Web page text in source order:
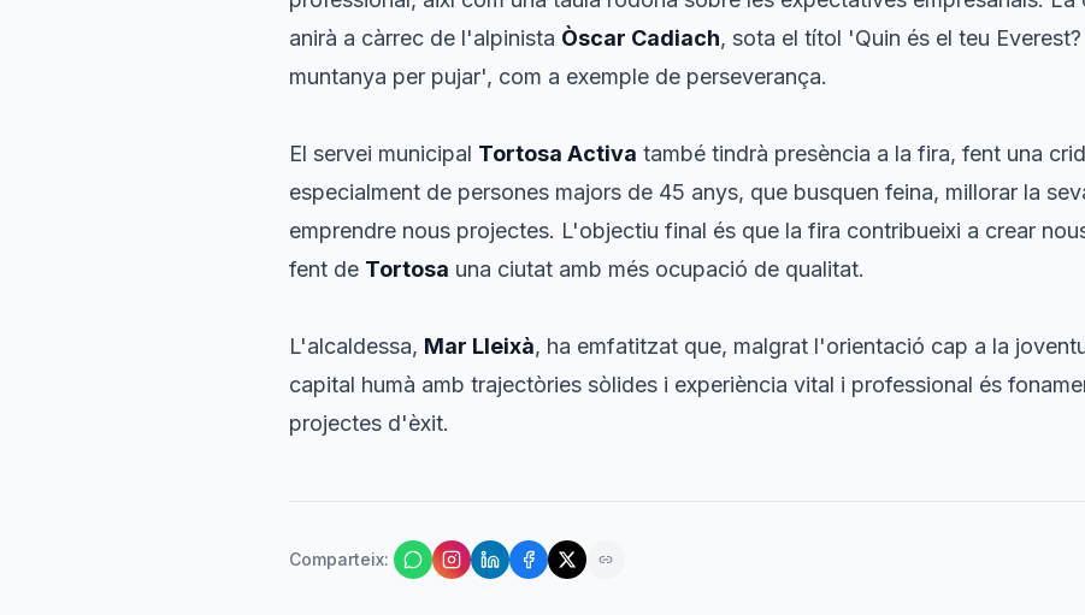
anirà a càrrec de l'alpinista Òscar Cadiach, sota el títol 'Quin és el teu
muntanya per pujar', com a exemple de perseverança.
El servei municipal Tortosa Activa també tindrà presència a la fira, fent una
especialment de persones majors de 45 anys, que busquen feina, millorar la
emprendre nous projectes. L'objectiu final és que la fira contribueixi a crear
fent de Tortosa una ciutat amb més ocupació de qualitat.
L'alcaldessa, Mar Lleixà, ha emfatitzat que, malgrat l'orientació cap a la
capital humà amb trajectòries sòlides i experiència vital i professional és
projectes d'èxit.
Comparteix: